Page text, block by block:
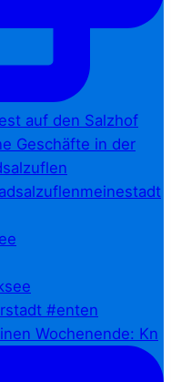
Wochenende: Kn